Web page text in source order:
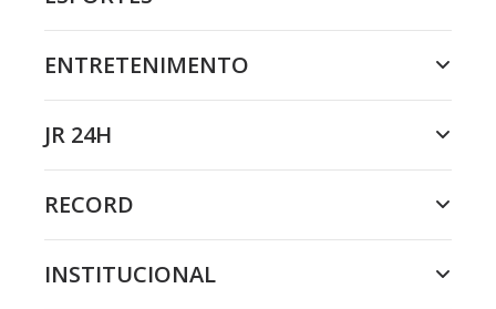
ENTRETENIMENTO
JR 24H
RECORD
INSTITUCIONAL